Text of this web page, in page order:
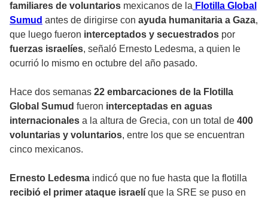
familiares de voluntarios mexicanos de la Flotilla Global
Sumud antes de dirigirse con ayuda humanitaria a Gaza,
que luego fueron interceptados y secuestrados por
fuerzas israelíes, señaló Ernesto Ledesma, a quien le
ocurrió lo mismo en octubre del año pasado.
Hace dos semanas 22 embarcaciones de la Flotilla
Global Sumud fueron interceptadas en aguas
internacionales a la altura de Grecia, con un total de 400
voluntarias y voluntarios, entre los que se encuentran
cinco mexicanos.
Ernesto Ledesma indicó que no fue hasta que la flotilla
recibió el primer ataque israelí que la SRE se puso en